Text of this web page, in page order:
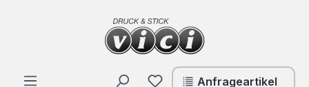
Zum Hauptinhalt springen
Du hast 0 Produkte auf
Anfrageartikel